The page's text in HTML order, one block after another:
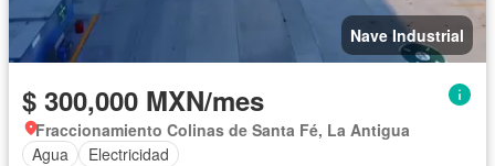
Nave Industrial
$ 300,000 MXN/mes
Fraccionamiento Colinas de Santa Fé, La Antigua
Agua
Electricidad